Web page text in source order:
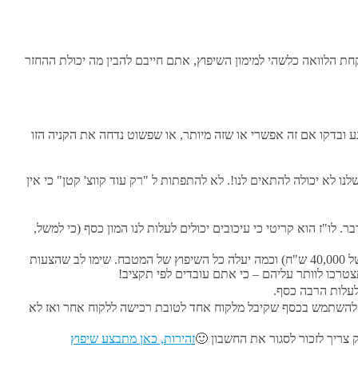
הלוואה כלשהי למימון השיפוץ, אתם חייבם להבין מה יכולת ההחזר
ובדקו אם זה אפשרי או שזה מיותר, או שפשוט נדחה את הקניה הזו
יכולה להתאים לנו!. לא להתפתות ל "רק עוד קווצ' קטן" כי אין
לו"ז הוא קריטי כי עיכובים יכולים לעלות לנו המון כסף (כי למשל,
מומלץ מאוד לקבל לפחות 3 הצעות מחיר. הן חייבות להיות מפורטות ברמה שתבינו בדיוק סה"כ כמה יעלה כל השיפוץ של חדר האמבטיה (למשל 40,000 ש"ח) וכמה יעלה כל השיפוץ של המטבח. שימו לב שהצעות
לוותר עליהם – כי אתם עובדים לפי תקציב!
הרבה כסף.
להשתמש בכסף שקיבל מלקוח אחד לטובת רכישה ללקוח אחר ואז לא
צריך לזכור לסגור את החשבון 🙂